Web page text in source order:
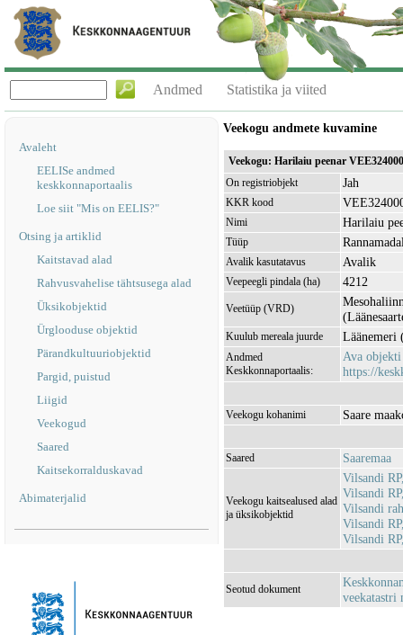
Andmed Statistika ja viited
Avaleht
EELISe andmed
keskkonnaportaalis
Loe siit "Mis on EELIS?"
Otsing ja artiklid
Kaitstavad alad
Rahvusvahelise tähtsusega alad
Üksikobjektid
Ürglooduse objektid
Pärandkultuuriobjektid
Pargid, puistud
Liigid
Veekogud
Saared
Kaitsekorralduskavad
Abimaterjalid
Veekogu andmete kuvamine
Veekogu: Harilaiu peenar
On registriobjekt
Jah
KKR kood
Nimi Harilaiu
Tüüp
Avalik kasutatavus Avalik
Veepeegli pindala (ha) 4212
Veetüüp (VRD)
Kuulub mereala juurde Läänemeri
Andmed
Keskkonnaportaalis:
Ava objekti
https://
Veekogu kohanimi Saare
Saared Saaremaa
Veekogu kaitsealused alad
ja üksikobjektid
Vilsandi
Vilsandi
Vilsandi
Vilsandi
Vilsandi
Seotud dokument
veekatastri